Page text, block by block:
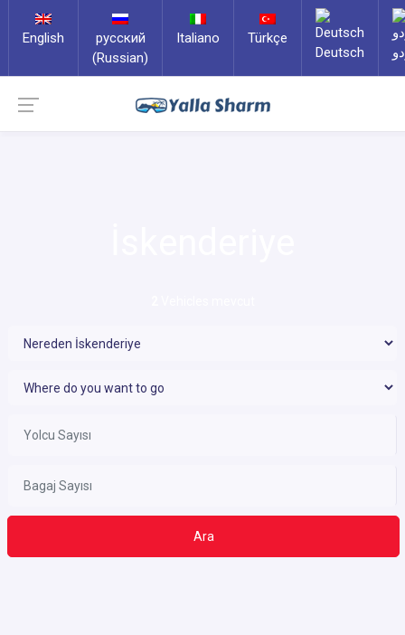
English
русский
(Russian)
Italiano
Türkçe
Deutsch
Ara